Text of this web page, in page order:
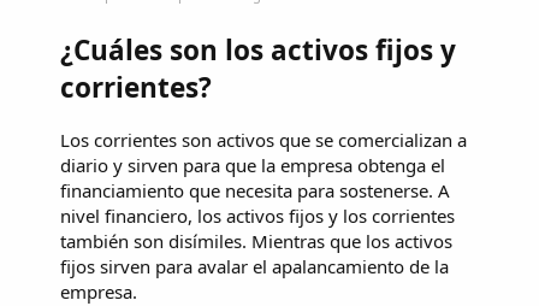
¿Cuáles son los activos fijos y
corrientes?
Los corrientes son activos que se comercializan a
diario y sirven para que la empresa obtenga el
financiamiento que necesita para sostenerse. A
nivel financiero, los activos fijos y los corrientes
también son disímiles. Mientras que los activos
fijos sirven para avalar el apalancamiento de la
empresa.